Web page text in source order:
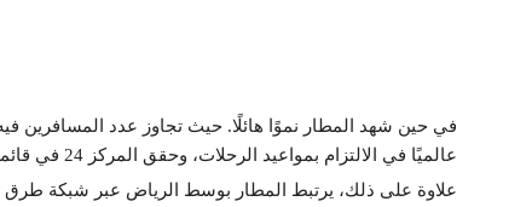
عالميًا في الالتزام بمواعيد الرحلات، وحقق المركز 24 في قائمة “سكاي تراكس” لأفضل مطارات العالم لعام 2025.
علاوة على ذلك، يرتبط المطار بوسط الرياض عبر شبكة